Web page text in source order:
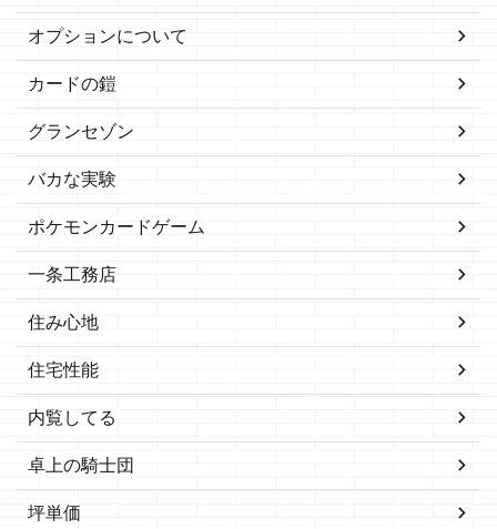
オプションについて
カードの鎧
グランセゾン
バカな実験
ポケモンカードゲーム
一条工務店
住み心地
住宅性能
内覧してる
卓上の騎士団
坪単価